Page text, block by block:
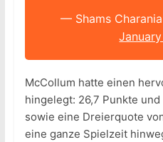
— Shams
McCollum hatte einen
hingelegt: 26,7 Punkte
sowie eine Dreierquote
eine ganze Spielzeit